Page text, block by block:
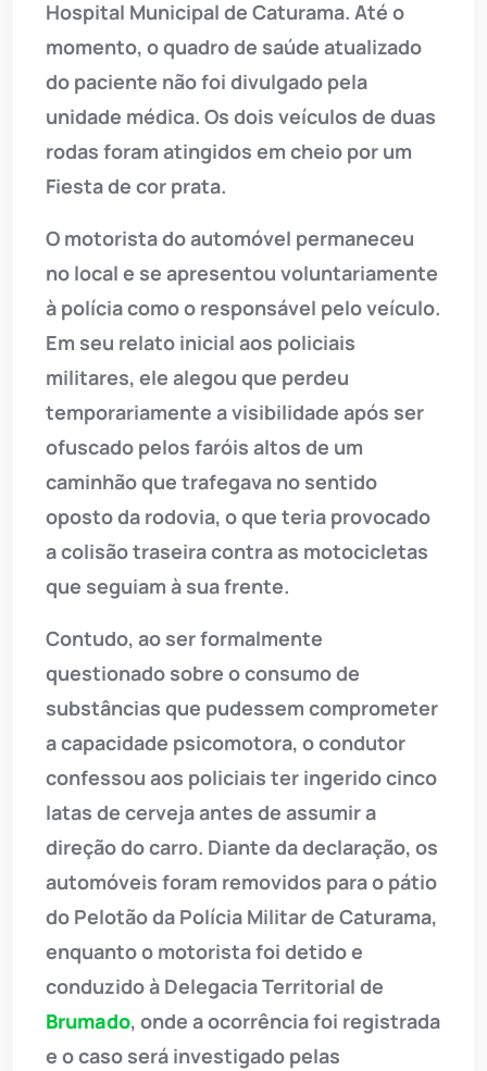
Hospital Municipal de Caturama. Até o
momento, o quadro de saúde atualizado
do paciente não foi divulgado pela
unidade médica. Os dois veículos de duas
rodas foram atingidos em cheio por um
Fiesta de cor prata.
O motorista do automóvel permaneceu
no local e se apresentou voluntariamente
à polícia como o responsável pelo veículo.
Em seu relato inicial aos policiais
militares, ele alegou que perdeu
temporariamente a visibilidade após ser
ofuscado pelos faróis altos de um
caminhão que trafegava no sentido
oposto da rodovia, o que teria provocado
a colisão traseira contra as motocicletas
que seguiam à sua frente.
Contudo, ao ser formalmente
questionado sobre o consumo de
substâncias que pudessem comprometer
a capacidade psicomotora, o condutor
confessou aos policiais ter ingerido cinco
latas de cerveja antes de assumir a
direção do carro. Diante da declaração, os
automóveis foram removidos para o pátio
do Pelotão da Polícia Militar de Caturama,
enquanto o motorista foi detido e
conduzido à Delegacia Territorial de
Brumado, onde a ocorrência foi registrada
e o caso será investigado pelas